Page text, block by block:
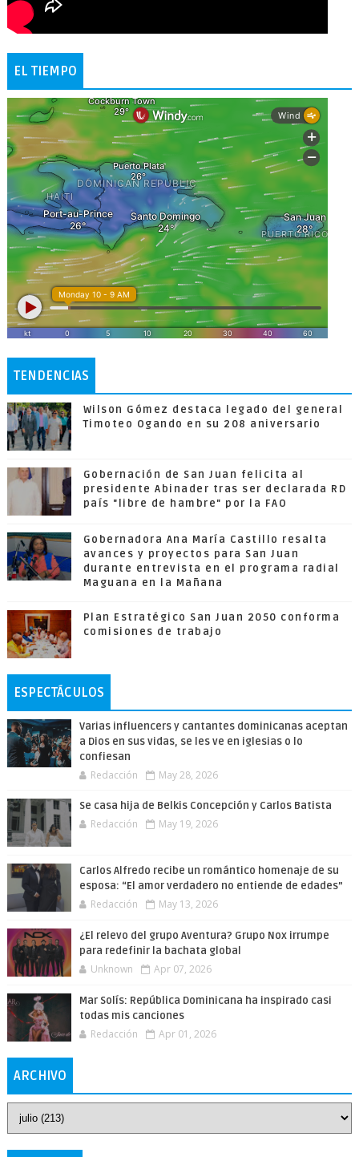
EL TIEMPO
TENDENCIAS
Wilson Gómez destaca legado del general
Timoteo Ogando en su 208 aniversario
Gobernación de San Juan felicita al
presidente Abinader tras ser declarada RD
país "libre de hambre" por la FAO
Gobernadora Ana María Castillo resalta
avances y proyectos para San Juan
durante entrevista en el programa radial
Maguana en la Mañana
Plan Estratégico San Juan 2050 conforma
comisiones de trabajo
ESPECTÁCULOS
Varias influencers y cantantes dominicanas aceptan
a Dios en sus vidas, se les ve en iglesias o lo
confiesan
Redacción May 28, 2026
Se casa hija de Belkis Concepción y Carlos Batista
Redacción May 19, 2026
Carlos Alfredo recibe un romántico homenaje de su
esposa: “El amor verdadero no entiende de edades”
Redacción May 13, 2026
¿El relevo del grupo Aventura? Grupo Nox irrumpe
para redefinir la bachata global
Unknown Apr 07, 2026
Mar Solís: República Dominicana ha inspirado casi
todas mis canciones
Redacción Apr 01, 2026
ARCHIVO